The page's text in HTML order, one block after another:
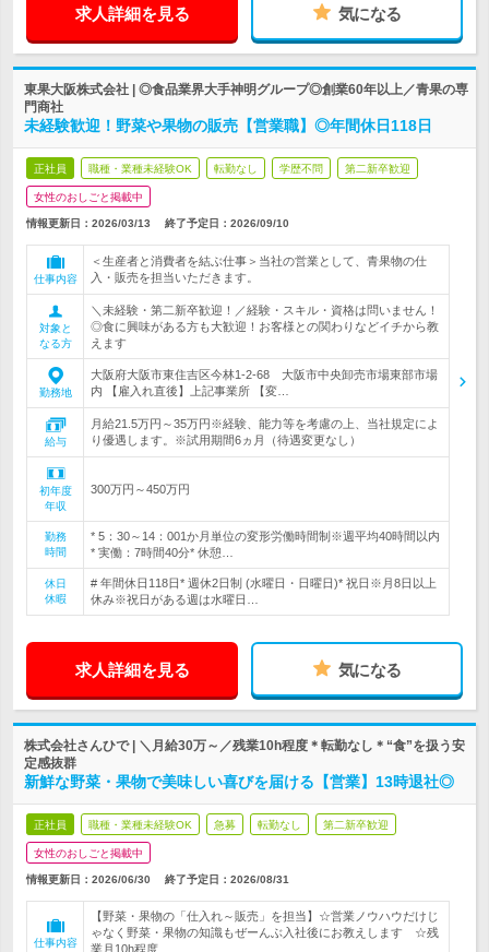
求人詳細を見る 気になる
東果大阪株式会社 | ◎食品業界大手神明グループ◎創業60年以上／青果の専
門商社
未経験歓迎！野菜や果物の販売【営業職】◎年間休日118日
正社員 職種・業種未経験OK 転勤なし 学歴不問 第二新卒歓迎
女性のおしごと掲載中
情報更新日：2026/03/13 終了予定日： 2026/09/10
仕事内容
＜生産者と消費者を結ぶ仕事＞当社の営業として、青果物の仕
入・販売を担当いただきます。
対象と
なる方
＼未経験・第二新卒歓迎！／経験・スキル・資格は問いません！
◎食に興味がある方も大歓迎！お客様との関わりなどイチから教
えます
勤務地
大阪府大阪市東住吉区今林1-2-68 大阪市中央卸売市場東部市場
内 【雇入れ直後】上記事業所 【変…
給与
月給21.5万円～35万円※経験、能力等を考慮の上、当社規定によ
り優遇します。※試用期間6ヵ月（待遇変更なし）
初年度
年収
300万円～450万円
勤務
時間
* 5：30～14：001か月単位の変形労働時間制※週平均40時間以内
* 実働：7時間40分* 休憩…
休日
休暇
# 年間休日118日* 週休2日制 (水曜日・日曜日)* 祝日※月8日以上
休み※祝日がある週は水曜日…
求人詳細を見る 気になる
株式会社さんひで | ＼月給30万～／残業10h程度＊転勤なし＊“食”を扱う安
定感抜群
新鮮な野菜・果物で美味しい喜びを届ける【営業】13時退社◎
正社員 職種・業種未経験OK 急募 転勤なし 第二新卒歓迎
女性のおしごと掲載中
情報更新日：2026/06/30 終了予定日： 2026/08/31
仕事内容
【野菜・果物の「仕入れ～販売」を担当】☆営業ノウハウだけじ
ゃなく野菜・果物の知識もぜーんぶ入社後にお教えします ☆残
業月10h程度